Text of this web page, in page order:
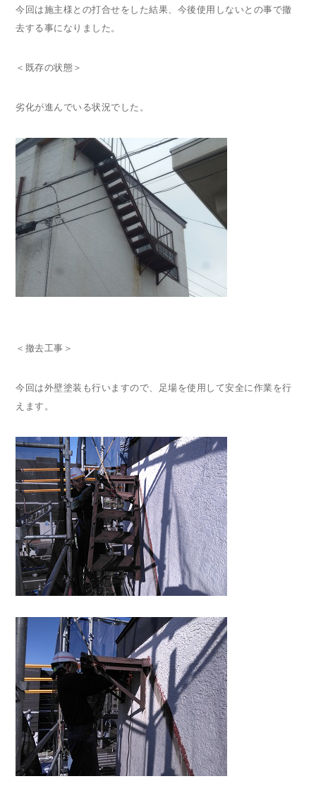
今回は施主様との打合せをした結果、今後使用しないとの事で撤
去する事になりました。
＜既存の状態＞
劣化が進んでいる状況でした。
＜撤去工事＞
今回は外壁塗装も行いますので、足場を使用して安全に作業を行
えます。